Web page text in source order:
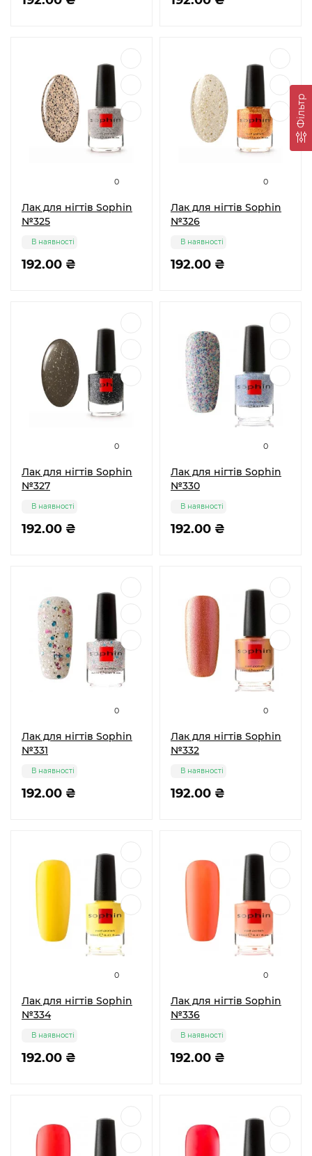
Фільтр
0
Лак для нігтів Sophin
№325
192.00 ₴
В наявності
0
Лак для нігтів Sophin
№326
192.00 ₴
В наявності
0
Лак для нігтів Sophin
№327
192.00 ₴
В наявності
0
Лак для нігтів Sophin
№330
192.00 ₴
В наявності
0
Лак для нігтів Sophin
№331
192.00 ₴
В наявності
0
Лак для нігтів Sophin
№332
192.00 ₴
В наявності
0
Лак для нігтів Sophin
№334
192.00 ₴
В наявності
0
Лак для нігтів Sophin
№336
192.00 ₴
В наявності